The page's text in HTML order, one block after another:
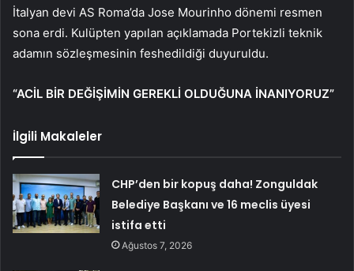
İtalyan devi AS Roma’da Jose Mourinho dönemi resmen
sona erdi. Kulüpten yapılan açıklamada Portekizli teknik
adamın sözleşmesinin feshedildiği duyuruldu.
“ACİL BİR DEĞİŞİMİN GEREKLİ OLDUĞUNA İNANIYORUZ”
İlgili Makaleler
CHP’den bir kopuş daha! Zonguldak
Belediye Başkanı ve 16 meclis üyesi
istifa etti
Ağustos 7, 2026